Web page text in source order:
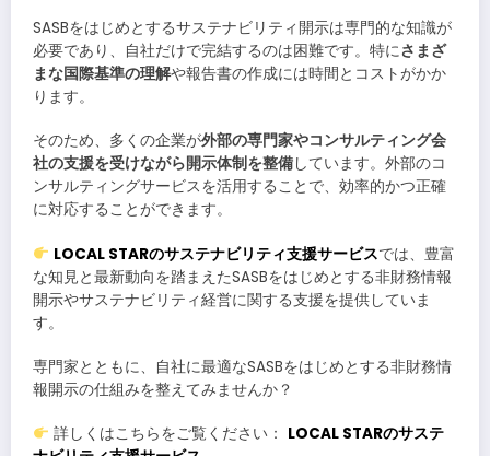
SASBをはじめとするサステナビリティ開示は専門的な知識が
必要であり、自社だけで完結するのは困難です。特にさまざ
まな国際基準の理解や報告書の作成には時間とコストがかか
ります。
そのため、多くの企業が外部の専門家やコンサルティング会
社の支援を受けながら開示体制を整備しています。外部のコ
ンサルティングサービスを活用することで、効率的かつ正確
に対応することができます。
LOCAL STARのサステナビリティ支援サービスでは、豊富
な知見と最新動向を踏まえたSASBをはじめとする非財務情報
開示やサステナビリティ経営に関する支援を提供していま
す。
専門家とともに、自社に最適なSASBをはじめとする非財務情
報開示の仕組みを整えてみませんか？
詳しくはこちらをご覧ください： LOCAL STARのサステ